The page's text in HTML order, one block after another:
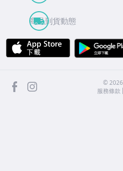
商品到貨動態
APP Store
facebook ©2026
服務條款